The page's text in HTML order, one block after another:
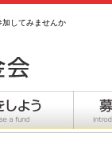
してみませんか